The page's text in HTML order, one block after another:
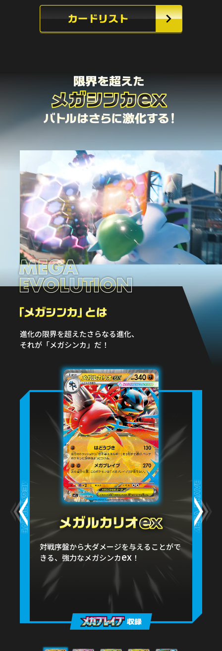
進化の限界を超えたさらなる進化、
それが「メガシンカ」だ！
対戦序盤から大ダメージを与えることがで
きる、強力なメガシンカex ！
ex
ex